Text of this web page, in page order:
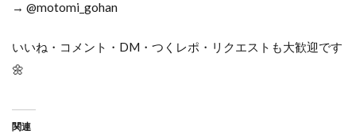
→ @motomi_gohan
いいね・コメント・DM・つくレポ・リクエストも大歓迎です
🌼
関連